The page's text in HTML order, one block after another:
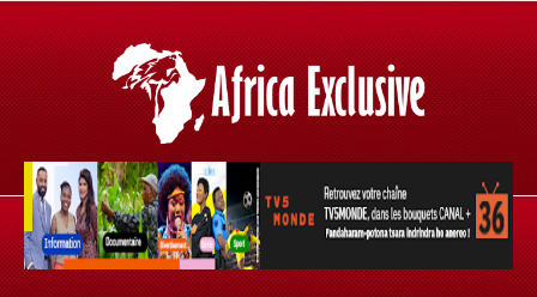
Retrouvez votre chaîne @TV5MONDE, dans les bouquets